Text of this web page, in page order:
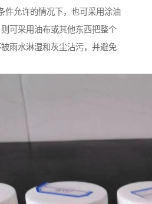
件允许的情况下，也可采用涂油
可采用油布或其他东西把整个
雨水淋湿和灰尘沾污，并避免